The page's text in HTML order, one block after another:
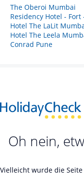
The Oberoi Mumbai
Residency Hotel -
Hotel The LaLit
Hotel The Leela
Conrad Pune
Oh nein,
Vielleicht wurde die